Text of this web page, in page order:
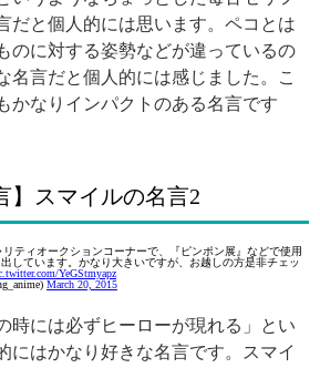
だと個人的には思います。ペコとは
のに対する姿勢などが違っているの
名言だと個人的には感じました。こ
かなりインパクトのある名言です
】スマイルの名言2
リティオークションコーナーで、『ピンポン展』などで使用
しています。かなり大きいですが、お越しの方是非チェッ
YeGStmyapz
March 20, 2015
時には必ずヒーローが現れる」とい
にはかなり好きな名言です。スマイ